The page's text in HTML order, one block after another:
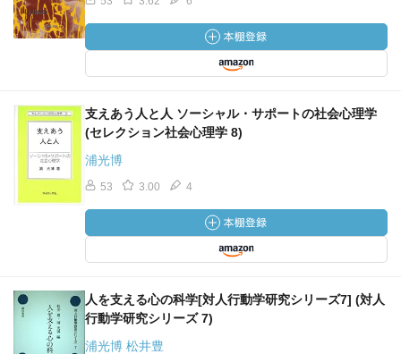
支えあう人と人 ソーシャル・サポートの社会心理学
(セレクション社会心理学 8)
浦光博
53 3.00 4
人を支える心の科学[対人行動学研究シリーズ7] (対人
行動学研究シリーズ 7)
浦光博 松井豊